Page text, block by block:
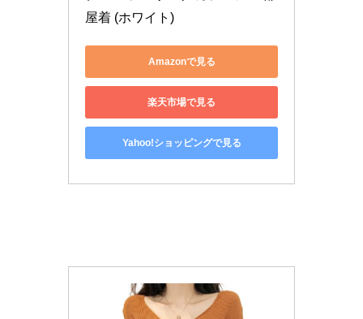
屋着 (ホワイト)
Amazonで見る
楽天市場で見る
Yahoo!ショッピングで見る